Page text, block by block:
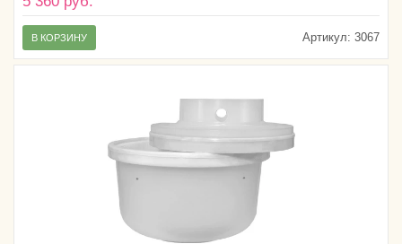
Артикул: 3067
В КОРЗИНУ